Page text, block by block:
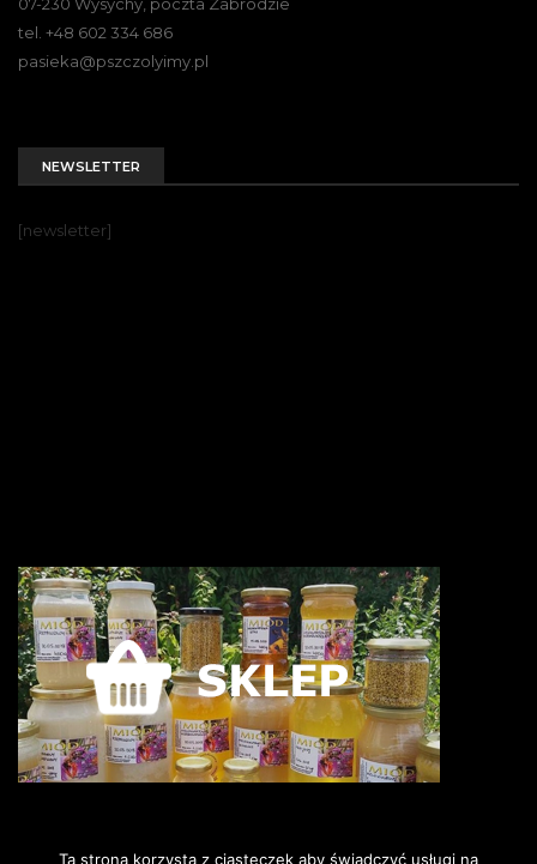
tel. +48 602 334 686
pasieka@pszczolyimy.pl
NEWSLETTER
[newsletter]
Ta strona korzysta z ciasteczek aby świadczyć usługi na